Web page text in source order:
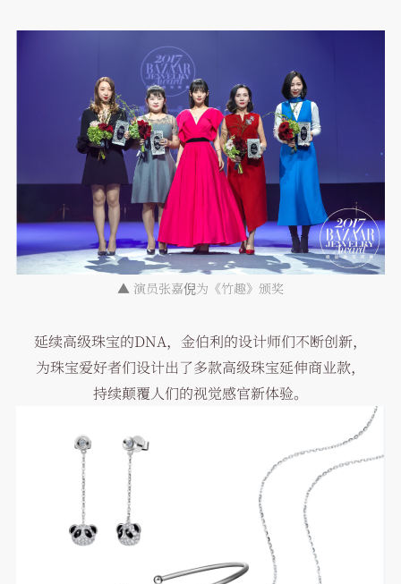
▲ 演员张嘉倪为《竹趣》颁奖
延续高级珠宝的DNA，金伯利的设计师们不断创新，
为珠宝爱好者们设计出了多款高级珠宝延伸商业款，
持续颠覆人们的视觉感官新体验。